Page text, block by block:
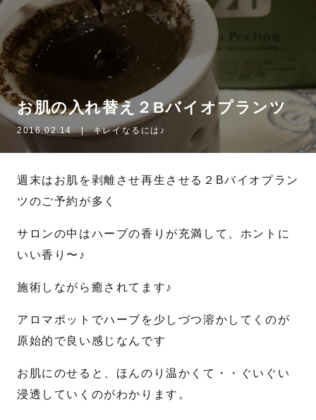
お肌の入れ替え２Bバイオプランツ
2016.02.14 | キレイなるには♪
週末はお肌を剥離させ再生させる２Bバイオプラン
ツのご予約が多く
サロンの中はハーブの香りが充満して、ホントに
いい香り〜♪
施術しながら癒されてます♪
アロマポットでハーブを少しづつ溶かしてくのが
原始的で良い感じなんです
お肌にのせると、ほんのり温かくて・・ぐいぐい
浸透していくのがわかります。
名前*
名 姓